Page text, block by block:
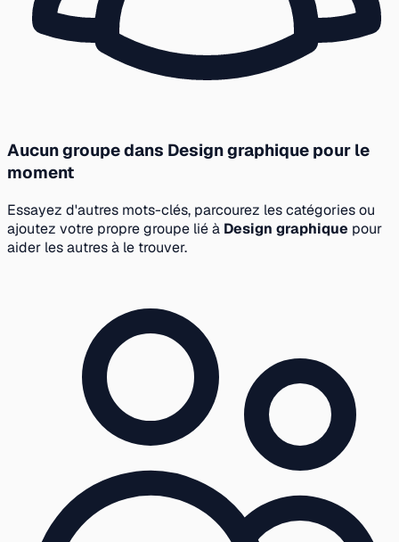
Aucun groupe dans Design graphique pour le
moment
Essayez d'autres mots-clés, parcourez les catégories ou
ajoutez votre propre groupe lié à Design graphique pour
aider les autres à le trouver.